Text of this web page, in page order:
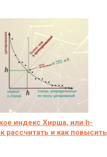
индекс Хирша, или h-
рассчитать и как повысить